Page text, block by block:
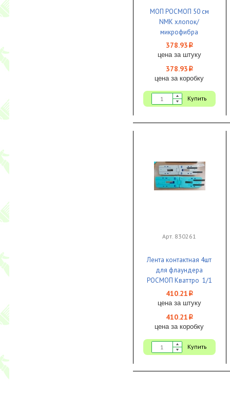
МОП РОСМОП 50 см
NМК хлопок/
микрофибра
комбинированный
широкая
1/25
378.93 i
цена за штуку
378.93 i
цена за коробку
Купить
Арт. 830261
Лента контактная 4шт
для флаундера
РОСМОП Кваттро 1/1
410.21 i
цена за штуку
410.21 i
цена за коробку
Купить